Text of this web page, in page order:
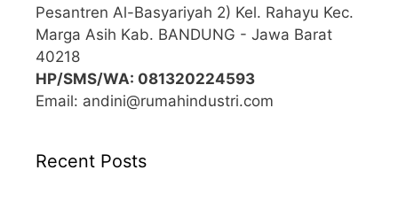
Pesantren Al-Basyariyah 2) Kel. Rahayu Kec.
Marga Asih Kab. BANDUNG - Jawa Barat
40218
HP/SMS/WA: 081320224593
Email: andini@rumahindustri.com
Recent Posts